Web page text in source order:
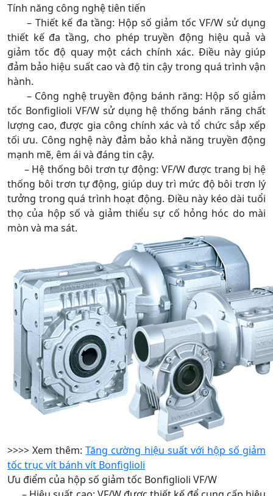
Tính năng công nghệ tiên tiến
– Thiết kế đa tầng: Hộp số giảm tốc VF/W sử dụng
thiết kế đa tầng, cho phép truyền động hiệu quả và
giảm tốc độ quay một cách chính xác. Điều này giúp
đảm bảo hiệu suất cao và độ tin cậy trong quá trình vận
hành.
– Công nghệ truyền động bánh răng: Hộp số giảm
tốc Bonfiglioli VF/W sử dụng hệ thống bánh răng chất
lượng cao, được gia công chính xác và tổ chức sắp xếp
tối ưu. Công nghệ này đảm bảo khả năng truyền động
mạnh mẽ, êm ái và đáng tin cậy.
– Hệ thống bôi trơn tự động: VF/W được trang bị hệ
thống bôi trơn tự động, giúp duy trì mức độ bôi trơn lý
tưởng trong quá trình hoạt động. Điều này kéo dài tuổi
thọ của hộp số và giảm thiểu sự cố hỏng hóc do mài
mòn và ma sát.
>>>> Xem thêm:Tăng cường hiệu suất với hộp số giảm
tốc trục vít bánh vít Bonfiglioli
Ưu điểm của hộp số giảm tốc Bonfiglioli VF/W